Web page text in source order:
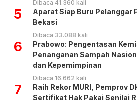
Dibaca 41.360 kali
5
Aparat Siap Buru Pelanggar
Bekasi
Dibaca 33.088 kali
6
Prabowo: Pengentasan
Penanganan Sampah
dan Kepemimpinan
Dibaca 16.662 kali
7
Raih Rekor MURI, Pemprov
Sertifikat Hak Pakai Senilai